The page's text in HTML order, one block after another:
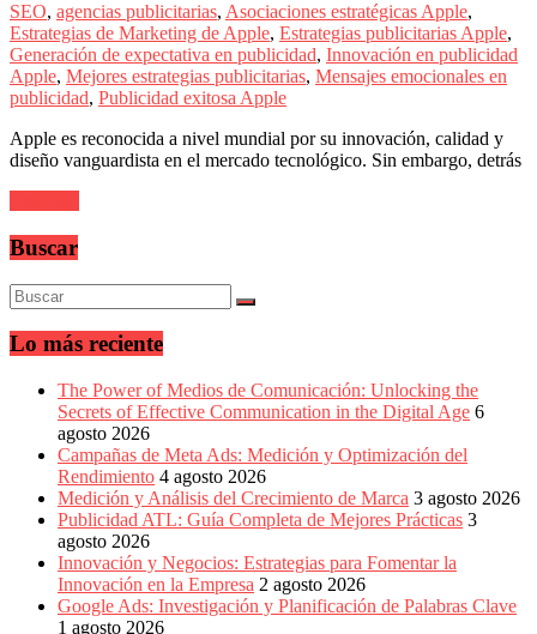
filiales
en
América
Latina
|
Una
mirada
estratégica
y
versátil
del
Marketing
en
LATAM
Bitácora
Mercadeo
Interactivo,
Medios,
Publicidad,
Marketing,
Campañas
Publicitarias,
Agencias,
Empresas,
Negocios,
Tendencias,
SEO, agencias publicitarias, Asociaciones estratégicas Apple,
Estrategias de Marketing de Apple, Estrategias publicitarias Apple,
Generación de expectativa en publicidad, Innovación en publicidad
Apple, Mejores estrategias publicitarias, Mensajes emocionales en
publicidad, Publicidad exitosa Apple
Apple es reconocida a nivel mundial por su innovación, calidad y
diseño vanguardista en el mercado tecnológico. Sin embargo, detrás
Buscar
Lo más reciente
The Power of Medios de Comunicación: Unlocking the
Secrets of Effective Communication in the Digital Age 6
agosto 2026
Campañas de Meta Ads: Medición y Optimización del
Rendimiento 4 agosto 2026
Medición y Análisis del Crecimiento de Marca 3 agosto 2026
Publicidad ATL: Guía Completa de Mejores Prácticas 3
agosto 2026
Innovación y Negocios: Estrategias para Fomentar la
Innovación en la Empresa 2 agosto 2026
Google Ads: Investigación y Planificación de Palabras Clave
1 agosto 2026